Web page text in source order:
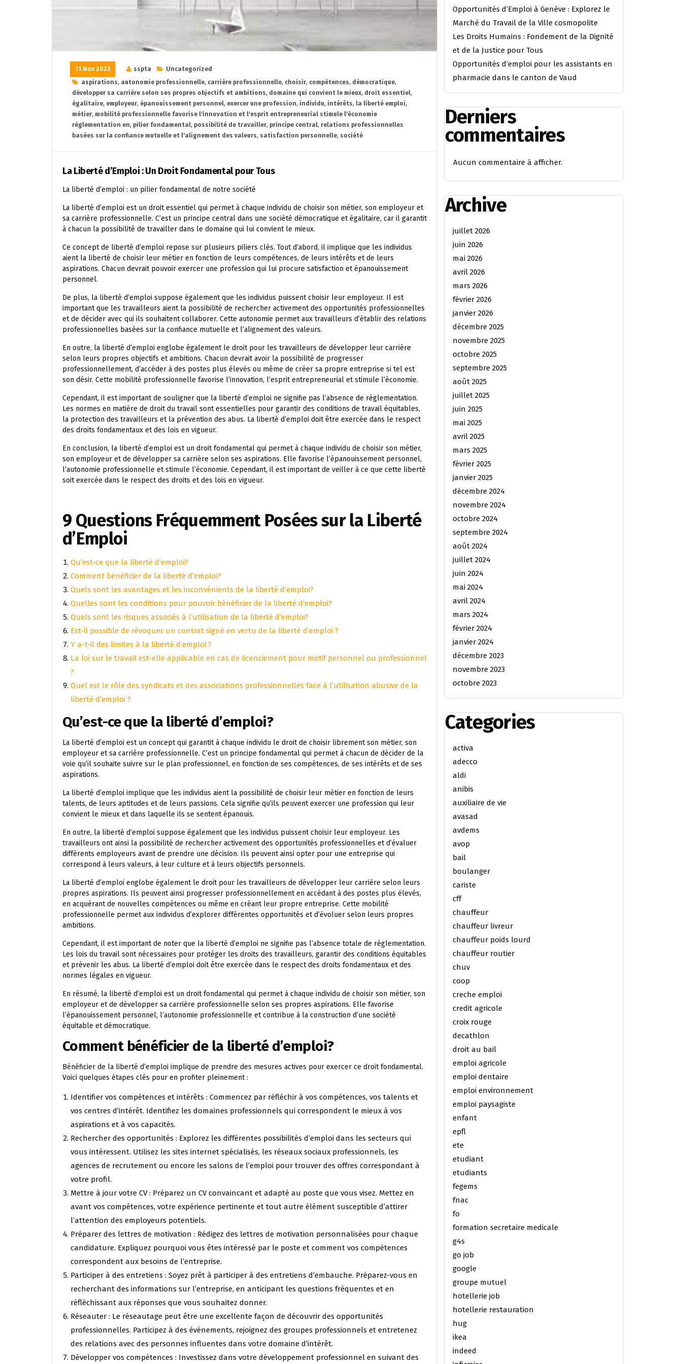
11 Nov 2023 sspta
Uncategorized
aspirations, autonomie professionnelle, carrière professionnelle, choisir, compétences, démocratique,
développer sa carrière selon ses propres objectifs et ambitions, domaine qui convient le mieux, droit essentiel,
égalitaire, employeur, épanouissement personnel, exercer une profession, individu, intérêts, la liberté emploi,
métier, mobilité professionnelle favorise l'innovation et l'esprit entrepreneurial stimule l'économie
réglementation en, pilier fondamental, possibilité de travailler, principe central, relations professionnelles
basées sur la confiance mutuelle et l'alignement des valeurs, satisfaction personnelle, société
La Liberté d’Emploi : Un Droit Fondamental pour Tous
La liberté d’emploi : un pilier fondamental de notre société
La liberté d’emploi est un droit essentiel qui permet à chaque individu de choisir son métier, son employeur et
sa carrière professionnelle. C’est un principe central dans une société démocratique et égalitaire, car il garantit
à chacun la possibilité de travailler dans le domaine qui lui convient le mieux.
Ce concept de liberté d’emploi repose sur plusieurs piliers clés. Tout d’abord, il implique que les individus
aient la liberté de choisir leur métier en fonction de leurs compétences, de leurs intérêts et de leurs
aspirations. Chacun devrait pouvoir exercer une profession qui lui procure satisfaction et épanouissement
personnel.
De plus, la liberté d’emploi suppose également que les individus puissent choisir leur employeur. Il est
important que les travailleurs aient la possibilité de rechercher activement des opportunités professionnelles
et de décider avec qui ils souhaitent collaborer. Cette autonomie permet aux travailleurs d’établir des relations
professionnelles basées sur la confiance mutuelle et l’alignement des valeurs.
En outre, la liberté d’emploi englobe également le droit pour les travailleurs de développer leur carrière
selon leurs propres objectifs et ambitions. Chacun devrait avoir la possibilité de progresser
professionnellement, d’accéder à des postes plus élevés ou même de créer sa propre entreprise si tel est
son désir. Cette mobilité professionnelle favorise l’innovation, l’esprit entrepreneurial et stimule l’économie.
Cependant, il est important de souligner que la liberté d’emploi ne signifie pas l’absence de réglementation.
Les normes en matière de droit du travail sont essentielles pour garantir des conditions de travail équitables,
la protection des travailleurs et la prévention des abus. La liberté d’emploi doit être exercée dans le respect
des droits fondamentaux et des lois en vigueur.
En conclusion, la liberté d’emploi est un droit fondamental qui permet à chaque individu de choisir son métier,
son employeur et de développer sa carrière selon ses aspirations. Elle favorise l’épanouissement personnel,
l’autonomie professionnelle et stimule l’économie. Cependant, il est important de veiller à ce que cette liberté
soit exercée dans le respect des droits et des lois en vigueur.
9 Questions Fréquemment Posées sur la Liberté
d’Emploi
Qu’est-ce que la liberté d’emploi?
Comment bénéficier de la liberté d’emploi?
Quels sont les avantages et les inconvénients de la liberté d’emploi?
Quelles sont les conditions pour pouvoir bénéficier de la liberté d’emploi?
Quels sont les risques associés à l’utilisation de la liberté d’emploi?
Est-il possible de révoquer un contrat signé en vertu de la liberté d’emploi ?
Y a-t-il des limites à la liberté d’emploi ?
La loi sur le travail est-elle applicable en cas de licenciement pour motif personnel ou professionnel
?
Quel est le rôle des syndicats et des associations professionnelles face à l’utilisation abusive de la
liberté d’emploi ?
Qu’est-ce que la liberté d’emploi?
La liberté d’emploi est un concept qui garantit à chaque individu le droit de choisir librement son métier, son
employeur et sa carrière professionnelle. C’est un principe fondamental qui permet à chacun de décider de la
voie qu’il souhaite suivre sur le plan professionnel, en fonction de ses compétences, de ses intérêts et de ses
aspirations.
La liberté d’emploi implique que les individus aient la possibilité de choisir leur métier en fonction de leurs
talents, de leurs aptitudes et de leurs passions. Cela signifie qu’ils peuvent exercer une profession qui leur
convient le mieux et dans laquelle ils se sentent épanouis.
En outre, la liberté d’emploi suppose également que les individus puissent choisir leur employeur. Les
travailleurs ont ainsi la possibilité de rechercher activement des opportunités professionnelles et d’évaluer
différents employeurs avant de prendre une décision. Ils peuvent ainsi opter pour une entreprise qui
correspond à leurs valeurs, à leur culture et à leurs objectifs personnels.
La liberté d’emploi englobe également le droit pour les travailleurs de développer leur carrière selon leurs
propres aspirations. Ils peuvent ainsi progresser professionnellement en accédant à des postes plus élevés,
en acquérant de nouvelles compétences ou même en créant leur propre entreprise. Cette mobilité
professionnelle permet aux individus d’explorer différentes opportunités et d’évoluer selon leurs propres
ambitions.
Cependant, il est important de noter que la liberté d’emploi ne signifie pas l’absence totale de réglementation.
Les lois du travail sont nécessaires pour protéger les droits des travailleurs, garantir des conditions équitables
et prévenir les abus. La liberté d’emploi doit être exercée dans le respect des droits fondamentaux et des
normes légales en vigueur.
En résumé, la liberté d’emploi est un droit fondamental qui permet à chaque individu de choisir son métier, son
employeur et de développer sa carrière professionnelle selon ses propres aspirations. Elle favorise
l’épanouissement personnel, l’autonomie professionnelle et contribue à la construction d’une société
équitable et démocratique.
Comment bénéficier de la liberté d’emploi?
Bénéficier de la liberté d’emploi implique de prendre des mesures actives pour exercer ce droit fondamental.
Voici quelques étapes clés pour en profiter pleinement :
Identifier vos compétences et intérêts : Commencez par réfléchir à vos compétences, vos talents et
vos centres d’intérêt. Identifiez les domaines professionnels qui correspondent le mieux à vos
aspirations et à vos capacités.
Rechercher des opportunités : Explorez les différentes possibilités d’emploi dans les secteurs qui
vous intéressent. Utilisez les sites internet spécialisés, les réseaux sociaux professionnels, les
agences de recrutement ou encore les salons de l’emploi pour trouver des offres correspondant à
votre profil.
Mettre à jour votre CV : Préparez un CV convaincant et adapté au poste que vous visez. Mettez en
avant vos compétences, votre expérience pertinente et tout autre élément susceptible d’attirer
l’attention des employeurs potentiels.
Préparer des lettres de motivation : Rédigez des lettres de motivation personnalisées pour chaque
candidature. Expliquez pourquoi vous êtes intéressé par le poste et comment vos compétences
correspondent aux besoins de l’entreprise.
Participer à des entretiens : Soyez prêt à participer à des entretiens d’embauche. Préparez-vous en
recherchant des informations sur l’entreprise, en anticipant les questions fréquentes et en
réfléchissant aux réponses que vous souhaitez donner.
Réseauter : Le réseautage peut être une excellente façon de découvrir des opportunités
professionnelles. Participez à des événements, rejoignez des groupes professionnels et entretenez
des relations avec des personnes influentes dans votre domaine d’intérêt.
Développer vos compétences : Investissez dans votre développement professionnel en suivant des
Opportunités d’Emploi à Genève : Explorez le
Marché du Travail de la Ville cosmopolite
Les Droits Humains : Fondement de la Dignité
et de la Justice pour Tous
Opportunités d’emploi pour les assistants en
pharmacie dans le canton de Vaud
Derniers
commentaires
Aucun commentaire à afficher.
Archive
juillet 2026
juin 2026
mai 2026
avril 2026
mars 2026
février 2026
janvier 2026
décembre 2025
novembre 2025
octobre 2025
septembre 2025
août 2025
juillet 2025
juin 2025
mai 2025
avril 2025
mars 2025
février 2025
janvier 2025
décembre 2024
novembre 2024
octobre 2024
septembre 2024
août 2024
juillet 2024
juin 2024
mai 2024
avril 2024
mars 2024
février 2024
janvier 2024
décembre 2023
novembre 2023
octobre 2023
Categories
activa
adecco
aldi
anibis
auxiliaire de vie
avasad
avdems
avop
bail
boulanger
cariste
cff
chauffeur
chauffeur livreur
chauffeur poids lourd
chauffeur routier
chuv
coop
creche emploi
credit agricole
croix rouge
decathlon
droit au bail
emploi agricole
emploi dentaire
emploi environnement
emploi paysagiste
enfant
epfl
ete
etudiant
etudiants
fegems
fnac
fo
formation secretaire medicale
g4s
go job
google
groupe mutuel
hotellerie job
hotellerie restauration
hug
ikea
indeed